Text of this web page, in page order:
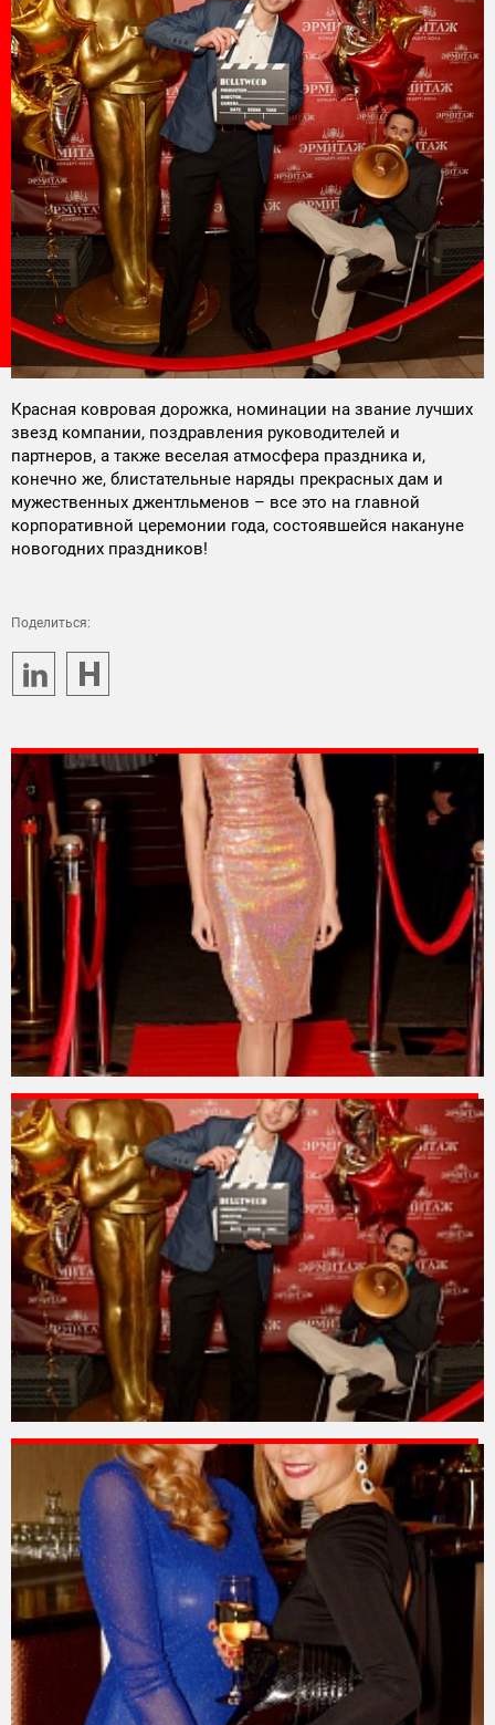
Поставка программного обеспечения и оборудования
Красная ковровая дорожка, номинации на звание лучших
звезд компании, поздравления руководителей и
партнеров, а также веселая атмосфера праздника и,
конечно же, блистательные наряды прекрасных дам и
мужественных джентльменов – все это на главной
корпоративной церемонии года, состоявшейся накануне
новогодних праздников!
Поделиться: